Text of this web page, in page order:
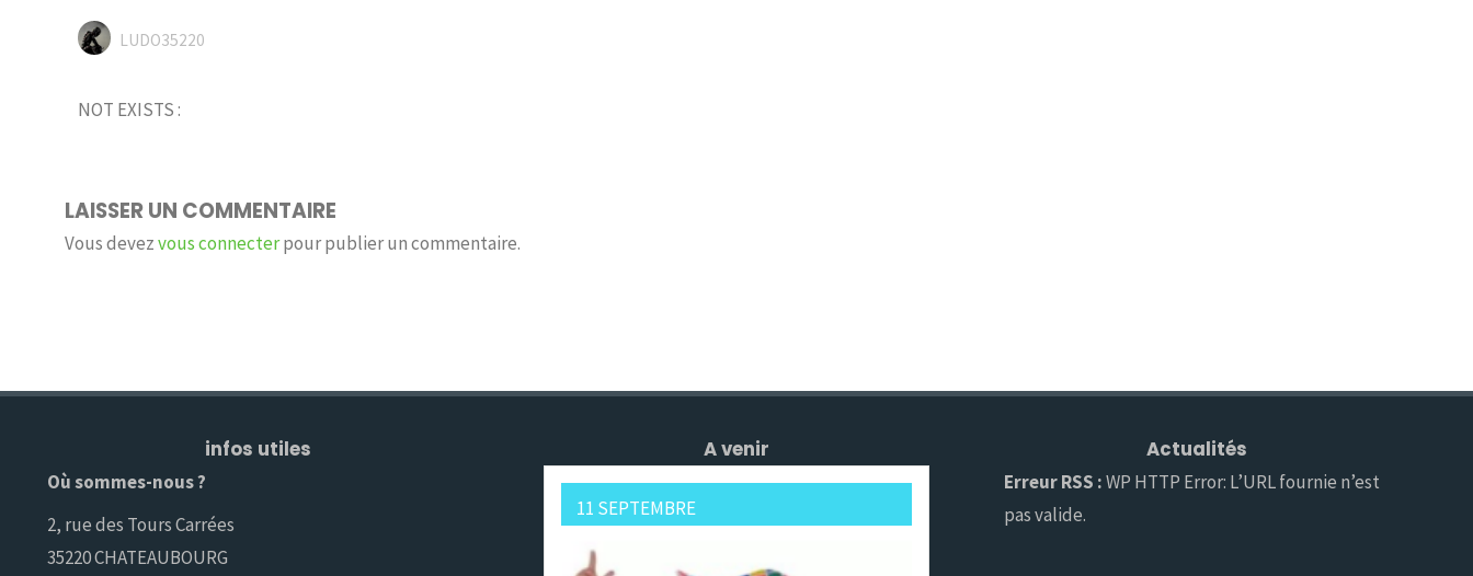
LUDO35220
NOT EXISTS :
LAISSER UN COMMENTAIRE
Vous devezvous connecterpour publier un commentaire.
infos utiles
Où sommes-nous ?
2, rue des Tours Carrées
35220 CHATEAUBOURG
A venir
11 SEPTEMBRE
Actualités
Erreur RSS :WP HTTP Error: L’URL fournie n’est
pas valide.